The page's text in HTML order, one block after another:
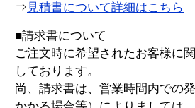
⇒ 見積書について詳細はこちら
■請求書について
ご注文時に希望されたお客様に
しております。
尚、請求書は、営業時間内での